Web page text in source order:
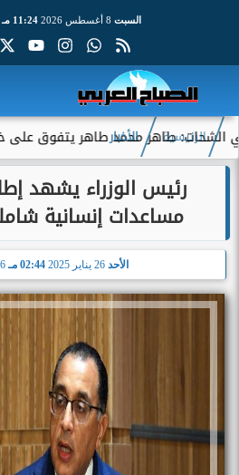
السبت 11:24 مـ
طاهر محمد طاهر يتفوق على خوان
الرئيسية الأخبار
رئيس الوزراء يشهد
مساعدات إنسانية
الأحد 26 يناير 2025 02:44 مـ 26